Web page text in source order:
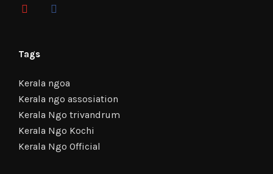
Tags
Kerala ngoa
Kerala ngo assosiation
Kerala Ngo trivandrum
Kerala Ngo Kochi
Kerala Ngo Official